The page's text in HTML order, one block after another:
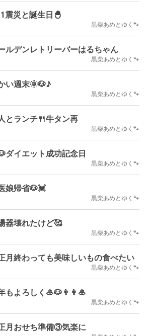
震災と誕生日🐣
黒柴あめとゆく🐾
ルデンレトリーバーはるちゃん
黒柴あめとゆく🐾
い週末🌞🐶♪
黒柴あめとゆく🐾
とランチ🍴牛タン再
黒柴あめとゆく🐾
ダイエット成功記念日
黒柴あめとゆく🐾
娘帰省🐶💓
黒柴あめとゆく🐾
器壊れたけど🥰
黒柴あめとゆく🐾
月終わっても美味しいもの食べたい
黒柴あめとゆく🐾
もよろしく🎍🐶👨👩🎍
黒柴あめとゆく🐾
月おせち準備③気楽に